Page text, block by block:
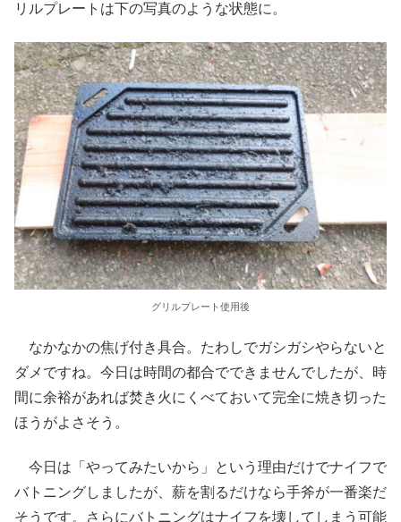
リルプレートは下の写真のような状態に。
グリルプレート使用後
なかなかの焦げ付き具合。たわしでガシガシやらないと
ダメですね。今日は時間の都合でできませんでしたが、時
間に余裕があれば焚き火にくべておいて完全に焼き切った
ほうがよさそう。
今日は「やってみたいから」という理由だけでナイフで
バトニングしましたが、薪を割るだけなら手斧が一番楽だ
そうです。さらにバトニングはナイフを壊してしまう可能